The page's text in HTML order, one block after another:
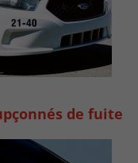
de fuite